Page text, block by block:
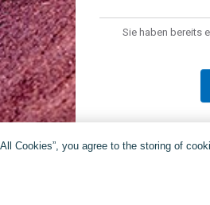
Sie haben bereits
Cookies”, you agree to the storing of